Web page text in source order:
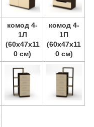
комод 4-
1Л
(60х47х11
0 см)
комод 4-
1П
(60х47х11
0 см)